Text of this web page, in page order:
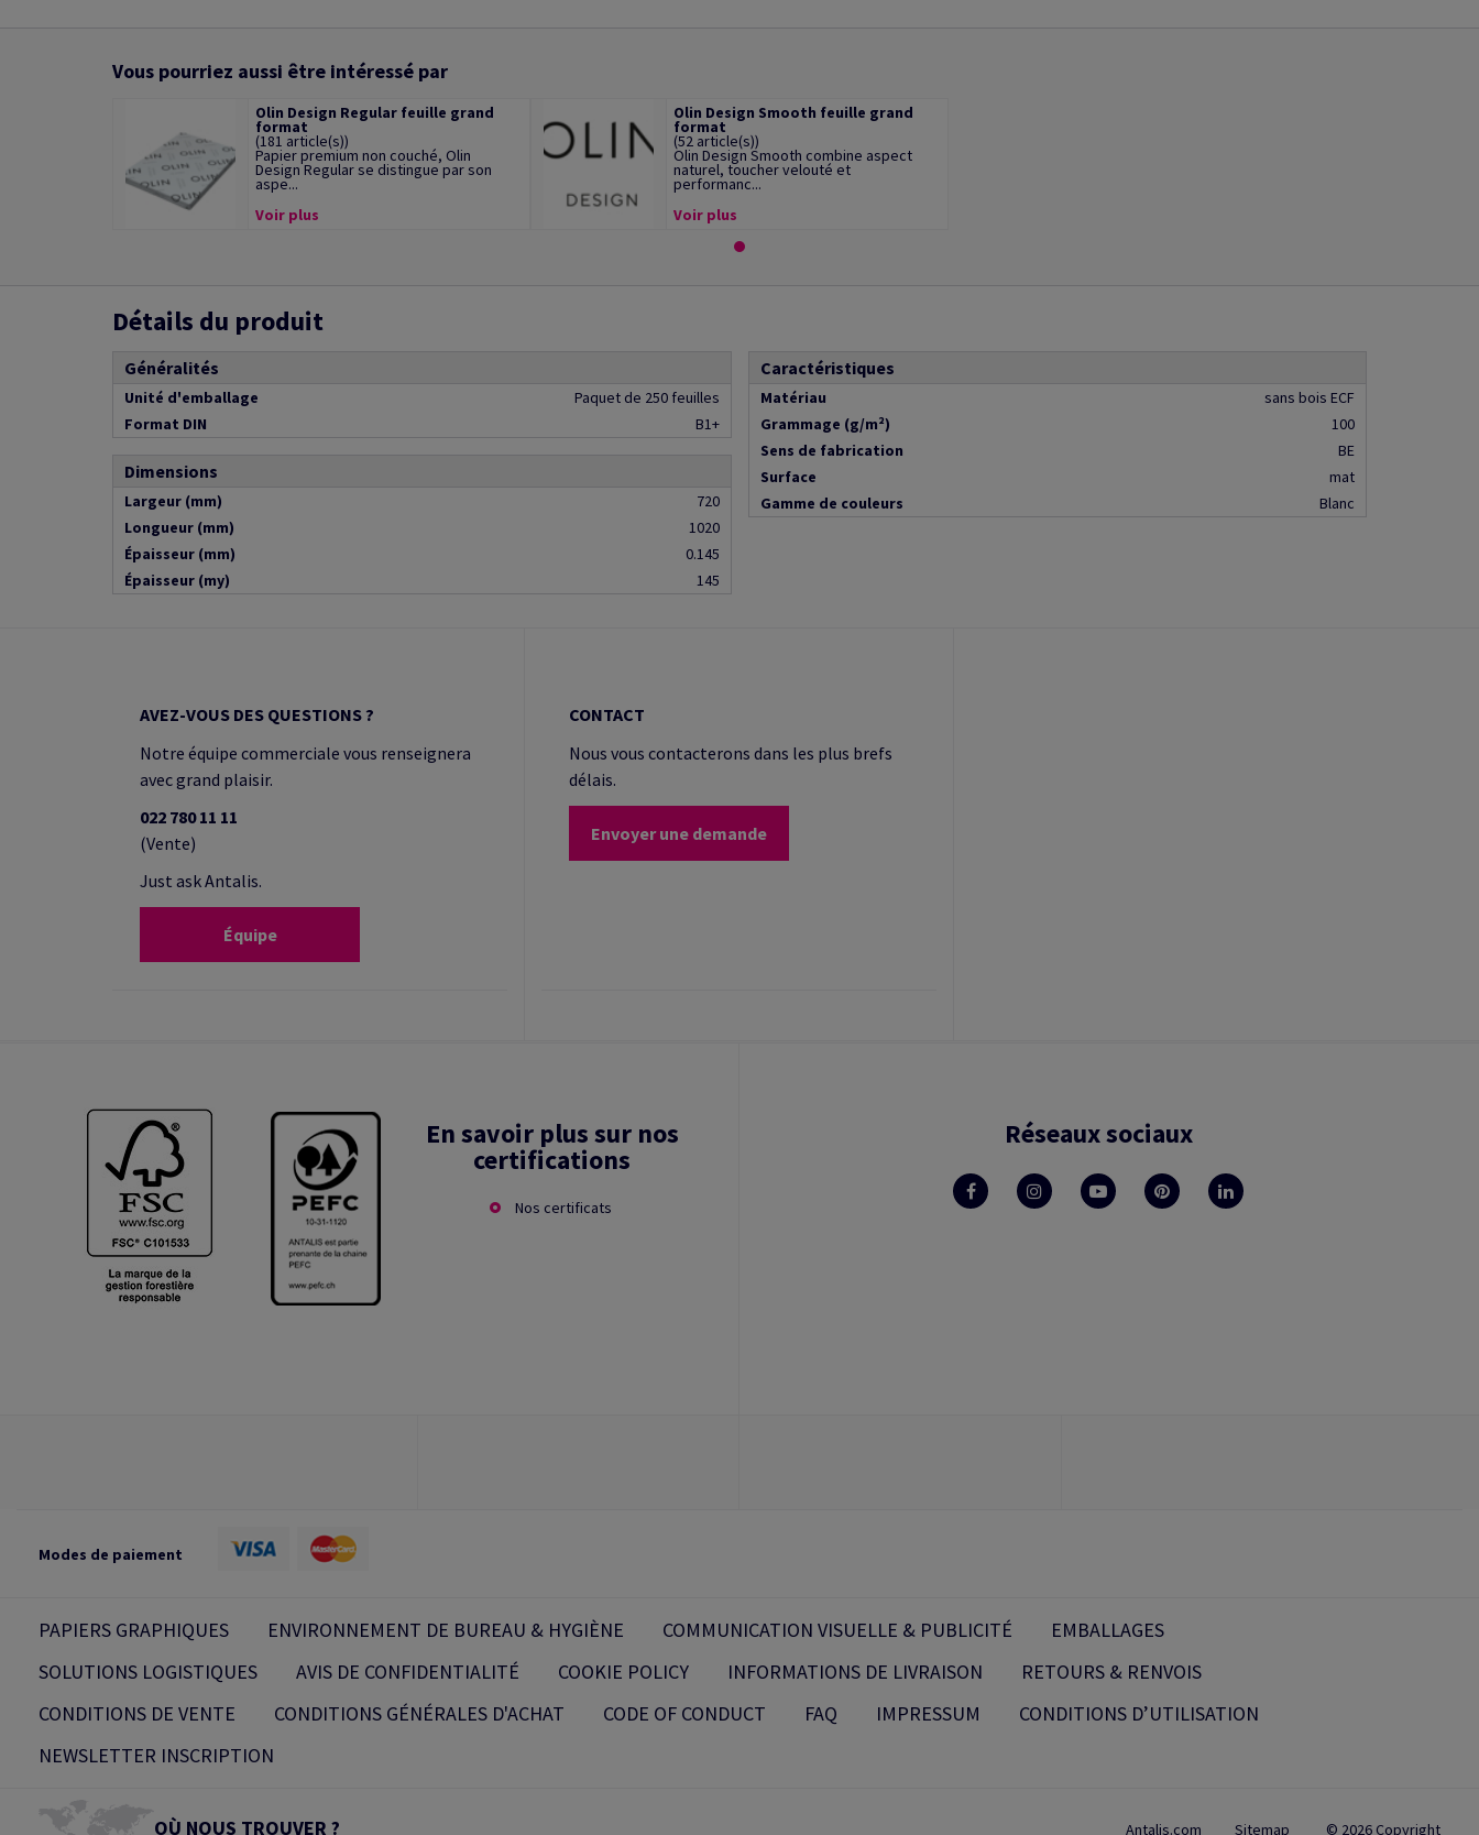
Vous pourriez aussi être intéressé par
Olin Design Regular feuille grand
format
(181 article(s))
Papier premium non couché, Olin
Design Regular se distingue par son
aspe...
Voir plus
Olin Design Smooth feuille grand
format
(52 article(s))
Olin Design Smooth combine aspect
naturel, toucher velouté et
performanc...
Voir plus
Détails du produit
Généralités
Unité d'emballage
Paquet de 250 feuilles
Format DIN
B1+
Dimensions
Largeur (mm)
720
Longueur (mm)
1020
Épaisseur (mm)
0.145
Épaisseur (my)
145
Caractéristiques
Matériau
sans bois ECF
Grammage (g/m²)
100
Sens de fabrication
BE
Surface
mat
Gamme de couleurs
Blanc
AVEZ-VOUS DES QUESTIONS ?
Notre équipe commerciale vous renseignera
avec grand plaisir.
022 780 11 11
(Vente)
Just ask Antalis.
Équipe
CONTACT
Nous vous contacterons dans les plus brefs
délais.
Envoyer une demande
En savoir plus sur nos
certifications
Nos certificats
Réseaux sociaux
Modes de paiement
PAPIERS GRAPHIQUES ENVIRONNEMENT DE BUREAU & HYGIÈNE COMMUNICATION VISUELLE & PUBLICITÉ
EMBALLAGES
SOLUTIONS LOGISTIQUES
AVIS DE CONFIDENTIALITÉ COOKIE POLICY INFORMATIONS DE LIVRAISON
RETOURS & RENVOIS
CONDITIONS DE VENTE
CONDITIONS GÉNÉRALES D'ACHAT CODE OF CONDUCT FAQ IMPRESSUM
CONDITIONS D’UTILISATION
NEWSLETTER INSCRIPTION
OÙ NOUS TROUVER ? Antalis.com Sitemap © 2026 Copyright